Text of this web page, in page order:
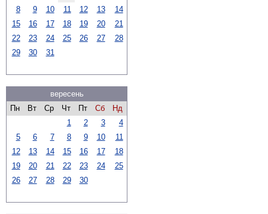
8
9 10 11 12 13
14
15
16 17 18 19 20
21
22
23 24 25 26 27
28
29
30 31
вересень
Пн
Вт Ср Чт Пт Сб
Нд
1
2 3
4
5
6 7 8 9 10
11
12
13 14 15 16 17
18
19
20 21 22 23 24
25
26
27 28 29 30